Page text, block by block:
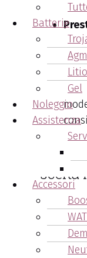
Batterie
Agm
Litio
Gel
Noleggio
Assistenza
Accessori
golf
e
scelta
In
Trojan
Sia che